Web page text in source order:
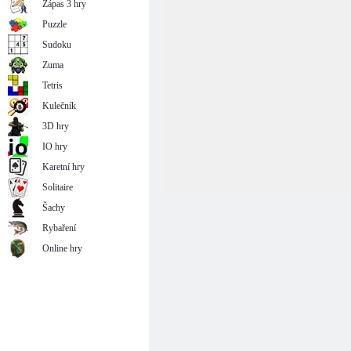
Zápas 3 hry
Puzzle
Sudoku
Zuma
Tetris
Kulečník
3D hry
IO hry
Karetní hry
Solitaire
Šachy
Rybaření
Online hry